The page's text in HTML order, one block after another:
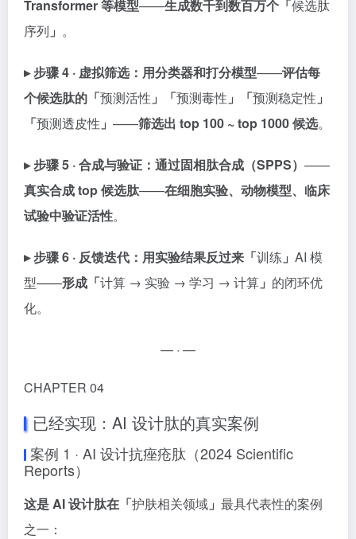
Transformer 等模型——生成数千到数百万个「候选肽
序列 」 。
▸ 步骤 4 · 虚拟筛选： 用分类器和打分模型——评估每
个候选肽的「预测活性 」「预测毒性 」「预测稳定性 」
「预测透皮性 」 ——筛选出 top 100 ~ top 1000 候选。
▸ 步骤 5 · 合成与验证： 通过固相肽合成（SPPS） ——
真实合成 top 候选肽——在细胞实验、动物模型、临床
试验中验证活性。
▸ 步骤 6 · 反馈迭代： 用实验结果反过来「训练 」 AI 模
型——形成「计算 → 实验 → 学习 → 计算 」 的闭环优
化。
— · —
CHAPTER 04
已经实现：AI 设计肽的真实案例
案例 1 · AI 设计抗痤疮肽（2024 Scientific
Reports）
这是 AI 设计肽在「护肤相关领域 」 最具代表性的案例
之一：